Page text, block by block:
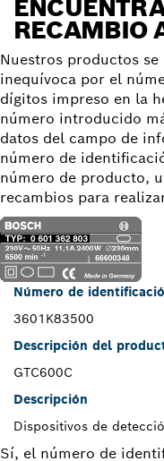
RECAMBIO
Nuestros productos
inequívoca por el
dígitos impreso en la
número introducido
datos del campo de
número de
número de producto,
recambios para
Número de
3601K83500
Descripción del
GTC600C
Descripción
Dispositivos de
Sí, el número de